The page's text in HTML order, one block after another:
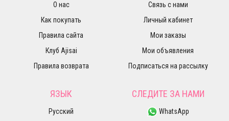
О нас
Как покупать
Правила сайта
Клуб Ajisai
Правила возврата
Связь с нами
Личный кабинет
Мои заказы
Мои объявления
Подписаться на рассылку
ЯЗЫК
Русский
СЛЕДИТЕ ЗА НАМИ
WhatsApp